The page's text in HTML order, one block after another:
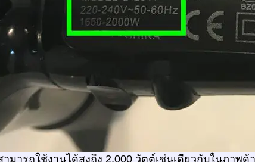
ามารถใช้งานได้สูงถึง 2,000 วัตต์เช่นเดียวกับในภาพ